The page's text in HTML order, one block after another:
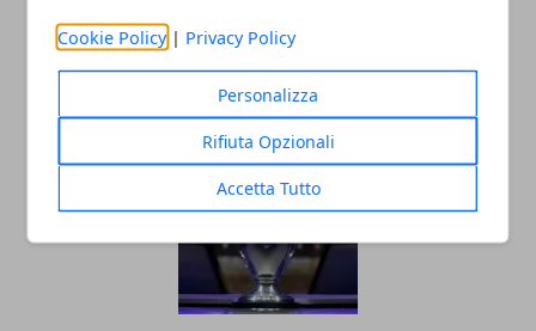
Cookie Policy | Privacy Policy
Personalizza
Rifiuta Opzionali
Accetta Tutto
Le imprese più grandi nel calcio
dilettantistico in Italia